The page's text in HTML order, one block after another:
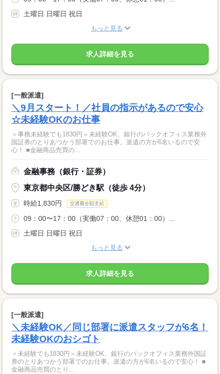
土曜日 日曜日 祝日
もっと見る
求人詳細を見る
[一般派遣]
＼9月スタート！／社員の指示があるので安心
☆未経験OKのお仕事
＜事務未経験でも1830円＞未経験OK、銀行のバックオフィス業務外
国証券のとりあつかう部署でのお仕事。派遣の方が6名いるので安
心！ ■金融商品売買の...
金融事務（銀行・証券）
東京都中央区/勝どき駅（徒歩 4分）
時給1,830円 交通費全額支給
09：00〜17：00（実働07：00、休憩01：00）...
土曜日 日曜日 祝日
もっと見る
求人詳細を見る
[一般派遣]
＼未経験OK／同じ部署に派遣スタッフが6名！
未経験OKのおシゴト
＜未経験でも1830円＞未経験OK、銀行のバックオフィス業務外国証
券のとりあつかう部署でのお仕事。派遣の方が6名いるので安心！ ■
金融商品売買のとり...